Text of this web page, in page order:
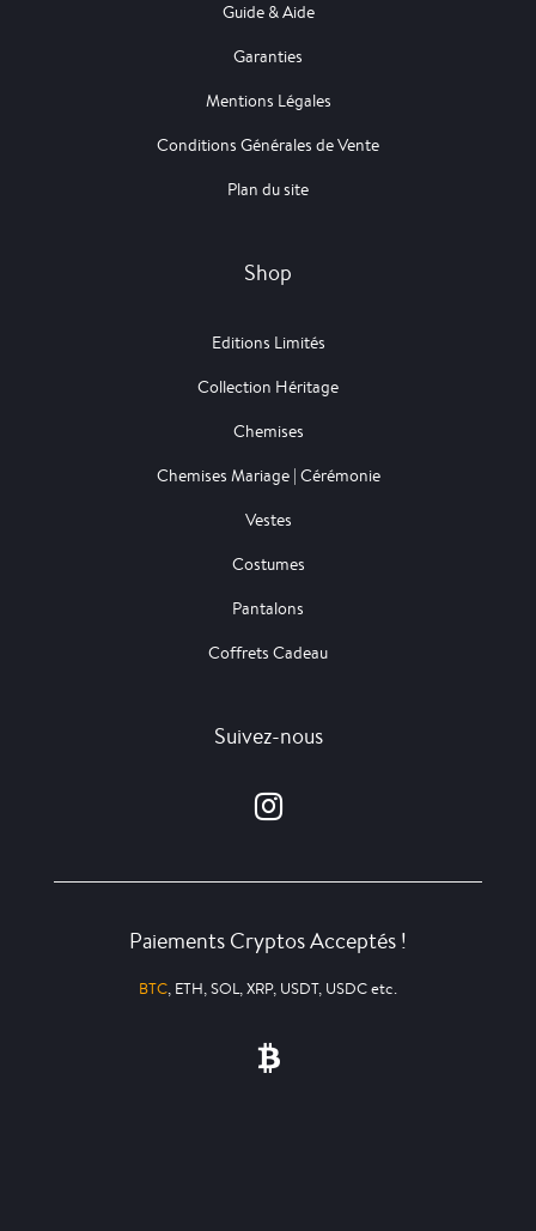
Guide & Aide
Garanties
Mentions Légales
Conditions Générales de Vente
Plan du site
Shop
Editions Limités
Collection Héritage
Chemises
Chemises Mariage | Cérémonie
Vestes
Costumes
Pantalons
Coffrets Cadeau
Suivez-nous
Paiements Cryptos Acceptés !
BTC, ETH, SOL, XRP, USDT, USDC etc.